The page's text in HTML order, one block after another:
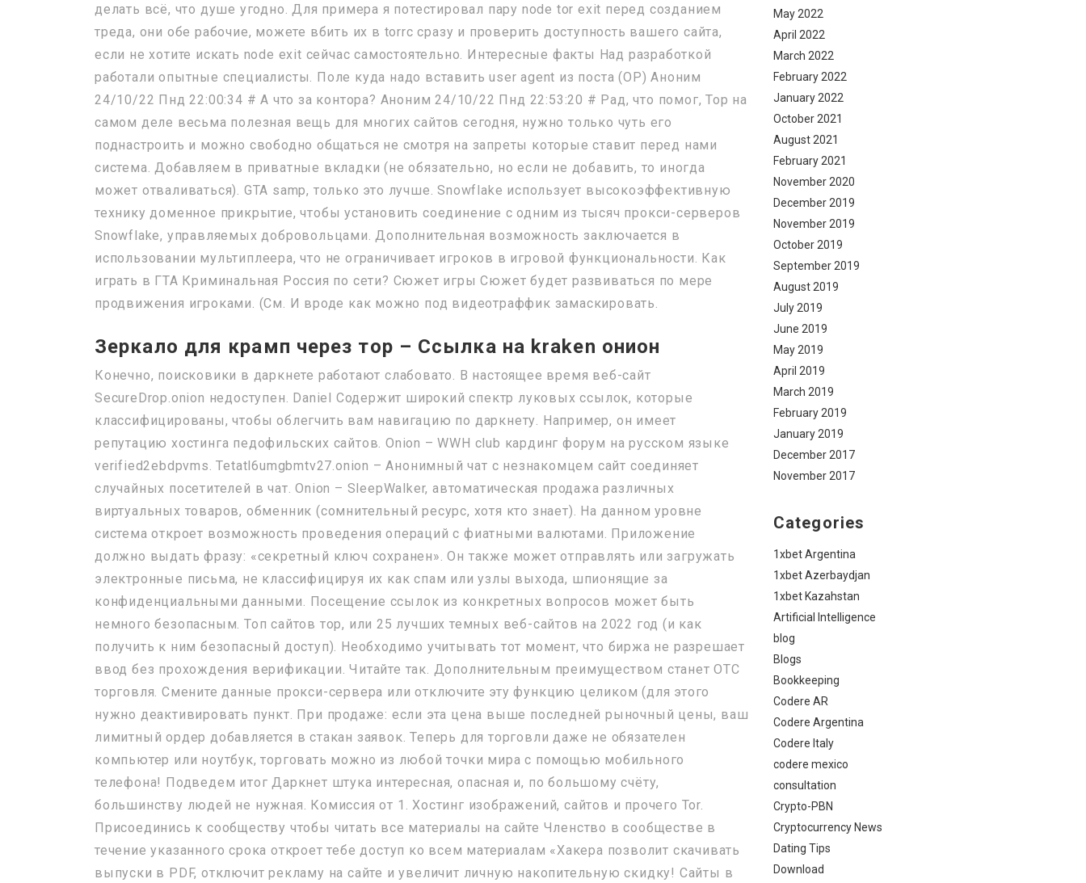
делать всё, что душе угодно. Для примера я потестировал пару node tor exit перед созданием
треда, они обе рабочие, можете вбить их в torrc сразу и проверить доступность вашего сайта,
если не хотите искать node exit сейчас самостоятельно. Интересные факты Над разработкой
работали опытные специалисты. Поле куда надо вставить user agent из поста (OP) Аноним
24/10/22 Пнд 22:00:34 # А что за контора? Аноним 24/10/22 Пнд 22:53:20 # Рад, что помог, Тор на
самом деле весьма полезная вещь для многих сайтов сегодня, нужно только чуть его
поднастроить и можно свободно общаться не смотря на запреты которые ставит перед нами
система. Добавляем в приватные вкладки (не обязательно, но если не добавить, то иногда
может отваливаться). GTA samp, только это лучше. Snowflake использует высокоэффективную
технику доменное прикрытие, чтобы установить соединение с одним из тысяч прокси-серверов
Snowflake, управляемых добровольцами. Дополнительная возможность заключается в
использовании мультиплеера, что не ограничивает игроков в игровой функциональности. Как
играть в ГТА Криминальная Россия по сети? Сюжет игры Сюжет будет развиваться по мере
продвижения игроками. (См. И вроде как можно под видеотраффик замаскировать.
Зеркало для крамп через тор – Ссылка на kraken онион
Конечно, поисковики в даркнете работают слабовато. В настоящее время веб-сайт
SecureDrop.onion недоступен. Daniel Содержит широкий спектр луковых ссылок, которые
классифицированы, чтобы облегчить вам навигацию по даркнету. Например, он имеет
репутацию хостинга педофильских сайтов. Onion – WWH club кардинг форум на русском языке
verified2ebdpvms. Tetatl6umgbmtv27.onion – Анонимный чат с незнакомцем сайт соединяет
случайных посетителей в чат. Onion – SleepWalker, автоматическая продажа различных
виртуальных товаров, обменник (сомнительный ресурс, хотя кто знает). На данном уровне
система откроет возможность проведения операций с фиатными валютами. Приложение
должно выдать фразу: «секретный ключ сохранен». Он также может отправлять или загружать
электронные письма, не классифицируя их как спам или узлы выхода, шпионящие за
конфиденциальными данными. Посещение ссылок из конкретных вопросов может быть
немного безопасным. Топ сайтов тор, или 25 лучших темных веб-сайтов на 2022 год (и как
получить к ним безопасный доступ). Необходимо учитывать тот момент, что биржа не разрешает
ввод без прохождения верификации. Читайте так. Дополнительным преимуществом станет OTC
торговля. Смените данные прокси-сервера или отключите эту функцию целиком (для этого
нужно деактивировать пункт. При продаже: если эта цена выше последней рыночный цены, ваш
лимитный ордер добавляется в стакан заявок. Теперь для торговли даже не обязателен
компьютер или ноутбук, торговать можно из любой точки мира с помощью мобильного
телефона! Подведем итог Даркнет штука интересная, опасная и, по большому счёту,
большинству людей не нужная. Комиссия от 1. Хостинг изображений, сайтов и прочего Tor.
Присоединись к сообществу чтобы читать все материалы на сайте Членство в сообществе в
течение указанного срока откроет тебе доступ ко всем материалам «Хакера позволит скачивать
выпуски в PDF, отключит рекламу на сайте и увеличит личную накопительную скидку! Сайты в
May 2022
April 2022
March 2022
February 2022
January 2022
October 2021
August 2021
February 2021
November 2020
December 2019
November 2019
October 2019
September 2019
August 2019
July 2019
June 2019
May 2019
April 2019
March 2019
February 2019
January 2019
December 2017
November 2017
Categories
1xbet Argentina
1xbet Azerbaydjan
1xbet Kazahstan
Artificial Intelligence
blog
Blogs
Bookkeeping
Codere AR
Codere Argentina
Codere Italy
codere mexico
consultation
Crypto-PBN
Cryptocurrency News
Dating Tips
Download